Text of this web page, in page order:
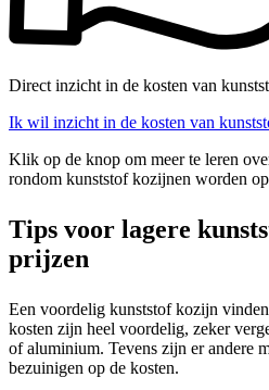
Direct inzicht in de kosten van
Ik wil inzicht in de kosten van
Klik op de knop om meer te leren
rondom kunststof kozijnen worden
Tips voor lagere
prijzen
Een voordelig kunststof kozijn
kosten zijn heel voordelig, zeker
of aluminium. Tevens zijn er andere
bezuinigen op de kosten.